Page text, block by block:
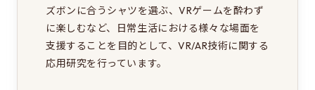
ズボンに合うシャツを選ぶ、VRゲームを酔わず
に楽しむなど、日常生活における様々な場面を
支援することを目的として、VR/AR技術に関する
応用研究を行っています。